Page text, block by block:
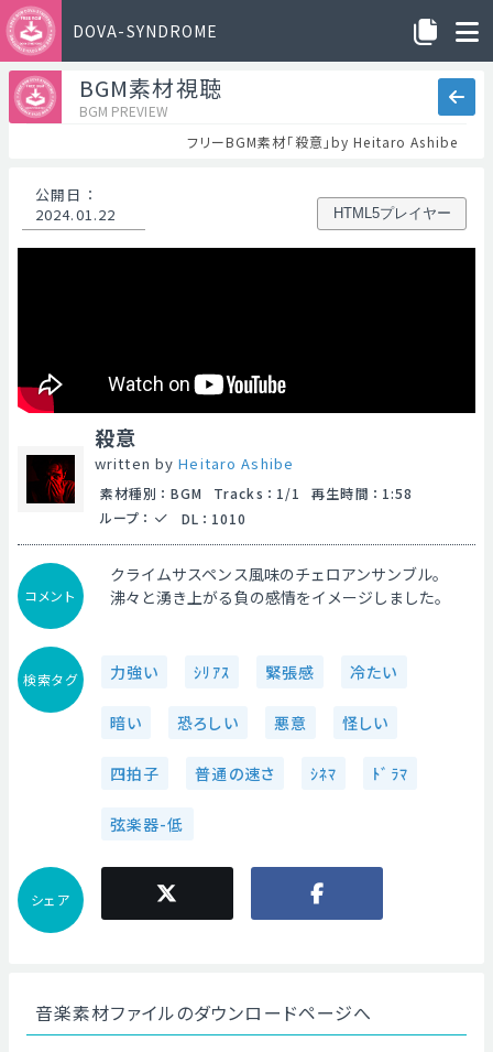
DOVA-SYNDROME
BGM素材視聴
BGM PREVIEW
フリーBGM素材「殺意」by Heitaro Ashibe
公開日 ：
2024.01.22
HTML5プレイヤー
殺意
written byHeitaro Ashibe
素材種別 ： BGM Tracks ： 1/1 再生時間 ： 1:58
ループ ： DL ： 1010
コメント
クライムサスペンス風味のチェロアンサンブル。
沸々と湧き上がる負の感情をイメージしました。
検索タグ 力強い ｼﾘｱｽ 緊張感 冷たい
暗い 恐ろしい 悪意 怪しい
四拍子 普通の速さ ｼﾈﾏ ﾄﾞﾗﾏ
弦楽器-低
シェア
音楽素材ファイルのダウンロードページへ